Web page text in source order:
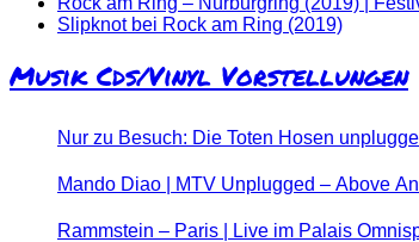
Slipknot bei Rock am Ring (2019)
Musik Cds/Vinyl Vorstellungen
Nur zu Besuch: Die Toten Hosen
Mando Diao | MTV Unplugged – Above
Rammstein – Paris | Live im Palais